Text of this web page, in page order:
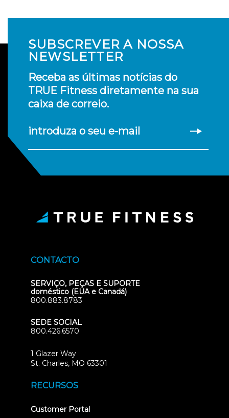
SUBSCREVER A NOSSA
NEWSLETTER
Receba as últimas notícias do
TRUE Fitness diretamente na sua
caixa de correio.
introduza o seu e-mail
CONTACTO
SERVIÇO, PEÇAS E SUPORTE
doméstico (EUA e Canadá)
800.883.8783
SEDE SOCIAL
800.426.6570
1 Glazer Way
St. Charles, MO 63301
RECURSOS
Customer Portal(opens